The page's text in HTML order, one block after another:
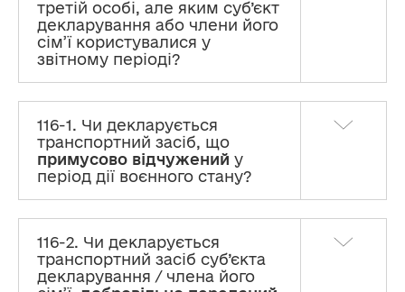
третій особі, але яким суб’єкт
декларування або члени його
сім’ї користувалися у
звітному періоді?
116-1. Чи декларується
транспортний засіб, що
примусово відчужений у
період дії воєнного стану?
116-2. Чи декларується
транспортний засіб суб’єкта
декларування / члена його